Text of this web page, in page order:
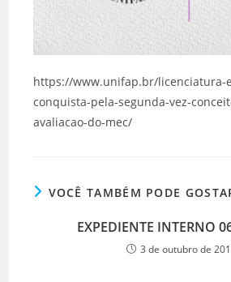
https://www.unifap.br/licenciatura-
conquista-pela-segunda-vez-
avaliacao-do-mec/
VOCÊ TAMBÉM PODE
EXPEDIENTE INTERNO
3 de outubro de